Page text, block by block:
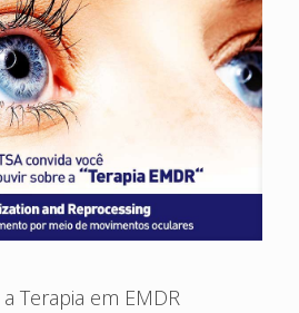
Terapia em EMDR